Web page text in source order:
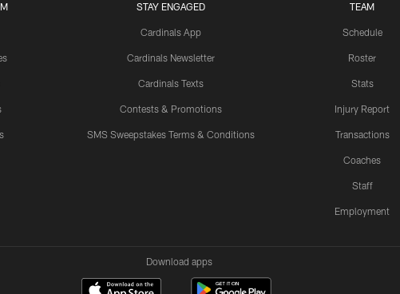
STAY ENGAGED
Cardinals App
Cardinals Newsletter
Cardinals Texts
Contests & Promotions
SMS Sweepstakes Terms & Conditions
TEAM
Schedule
Roster
Stats
Injury Report
Transactions
Coaches
Staff
Employment
Download apps